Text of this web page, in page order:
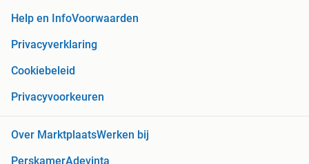
Help en InfoVoorwaarden
Privacyverklaring
Cookiebeleid
Privacyvoorkeuren
Over MarktplaatsWerken bij
PerskamerAdevinta